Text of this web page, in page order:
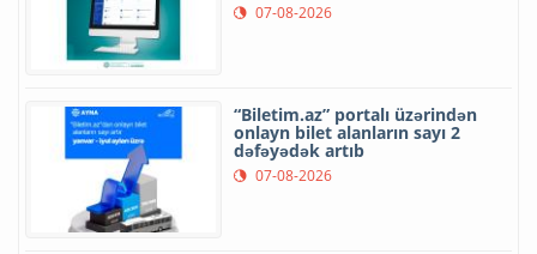
07-08-2026
“Biletim.az” portalı üzərindən
onlayn bilet alanların sayı 2
dəfəyədək artıb
07-08-2026